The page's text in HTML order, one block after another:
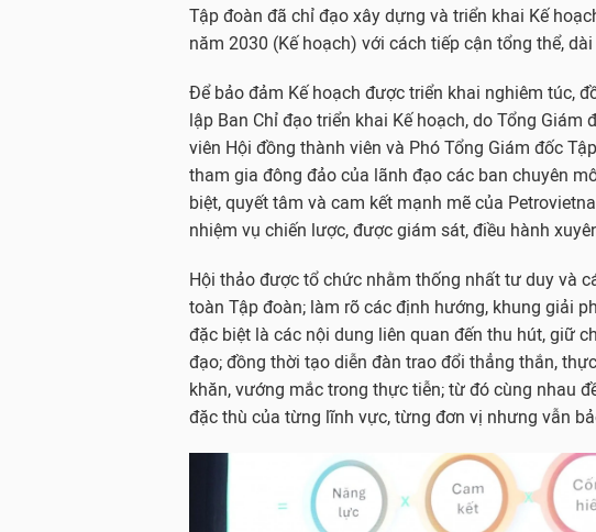
Tập đoàn đã chỉ đạo xây dựng và triển khai Kế
năm 2030 (Kế hoạch) với cách tiếp cận tổng thể,
Để bảo đảm Kế hoạch được triển khai nghiêm túc,
lập Ban Chỉ đạo triển khai Kế hoạch, do Tổng Giám
viên Hội đồng thành viên và Phó Tổng Giám đốc
tham gia đông đảo của lãnh đạo các ban chuyên
biệt, quyết tâm và cam kết mạnh mẽ của
nhiệm vụ chiến lược, được giám sát, điều hành
Hội thảo được tổ chức nhằm thống nhất tư duy và
toàn Tập đoàn; làm rõ các định hướng, khung giải
đặc biệt là các nội dung liên quan đến thu hút, giữ
đạo; đồng thời tạo diễn đàn trao đổi thẳng thắn,
khăn, vướng mắc trong thực tiễn; từ đó cùng nhau
đặc thù của từng lĩnh vực, từng đơn vị nhưng vẫn